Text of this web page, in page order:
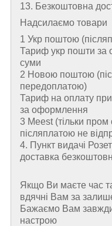
13. Безкоштовна
Надсилаємо товари
1 Укр поштою
Тариф укр пошти за
суми
2 Новою поштою
передоплатою)
Тариф на оплату при
за оформлення
3 Meest (тільки
післяплатою не
4. Пункт видачі
доставка
Якщо Ви маєте час
вдячні Вам за
Бажаємо Вам
настрою